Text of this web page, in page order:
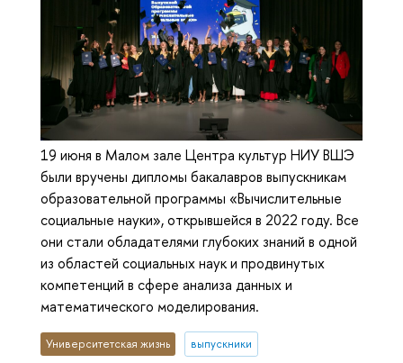
19 июня в Малом зале Центра культур НИУ ВШЭ
были вручены дипломы бакалавров выпускникам
образовательной программы «Вычислительные
социальные науки», открывшейся в 2022 году. Все
они стали обладателями глубоких знаний в одной
из областей социальных наук и продвинутых
компетенций в сфере анализа данных и
математического моделирования.
Университетская жизнь выпускники